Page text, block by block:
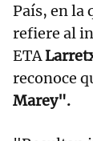
País, en la
refiere al
ETA
reconoce
Marey".